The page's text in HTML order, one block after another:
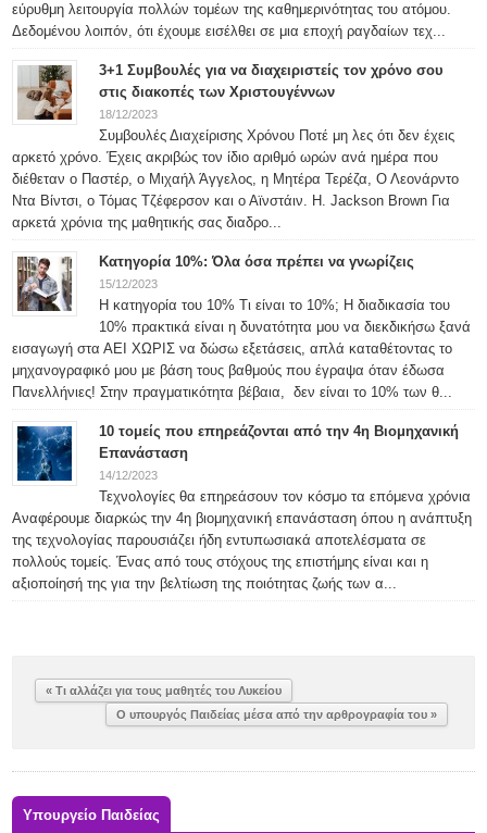
εύρυθμη λειτουργία πολλών τομέων της καθημερινότητας του ατόμου.
Δεδομένου λοιπόν, ότι έχουμε εισέλθει σε μια εποχή ραγδαίων τεχ...
3+1 Συμβουλές για να διαχειριστείς τον χρόνο σου
στις διακοπές των Χριστουγέννων
18/12/2023
Συμβουλές Διαχείρισης Χρόνου Ποτέ μη λες ότι δεν έχεις
αρκετό χρόνο. Έχεις ακριβώς τον ίδιο αριθμό ωρών ανά ημέρα που
διέθεταν ο Παστέρ, ο Μιχαήλ Άγγελος, η Μητέρα Τερέζα, Ο Λεονάρντο
Ντα Βίντσι, ο Τόμας Τζέφερσον και ο Αϊνστάιν. H. Jackson Brown Για
αρκετά χρόνια της μαθητικής σας διαδρο...
Κατηγορία 10%: Όλα όσα πρέπει να γνωρίζεις
15/12/2023
Η κατηγορία του 10% Τι είναι το 10%; Η διαδικασία του
10% πρακτικά είναι η δυνατότητα μου να διεκδικήσω ξανά
εισαγωγή στα ΑΕΙ ΧΩΡΙΣ να δώσω εξετάσεις, απλά καταθέτοντας το
μηχανογραφικό μου με βάση τους βαθμούς που έγραψα όταν έδωσα
Πανελλήνιες! Στην πραγματικότητα βέβαια, δεν είναι το 10% των θ...
10 τομείς που επηρεάζονται από την 4η Βιομηχανική
Επανάσταση
14/12/2023
Τεχνολογίες θα επηρεάσουν τον κόσμο τα επόμενα χρόνια
Αναφέρουμε διαρκώς την 4η βιομηχανική επανάσταση όπου η ανάπτυξη
της τεχνολογίας παρουσιάζει ήδη εντυπωσιακά αποτελέσματα σε
πολλούς τομείς. Ένας από τους στόχους της επιστήμης είναι και η
αξιοποίησή της για την βελτίωση της ποιότητας ζωής των α...
« Τι αλλάζει για τους μαθητές του Λυκείου
O υπουργός Παιδείας μέσα από την αρθρογραφία του »
Υπουργείο Παιδείας